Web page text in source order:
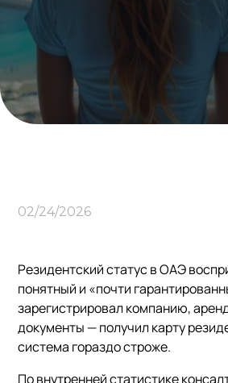
02/24/2026
Резидентский статус в ОАЭ
понятный и «почти
зарегистрировал компанию,
документы — получил карту
система гораздо строже.
По внутренней статистике